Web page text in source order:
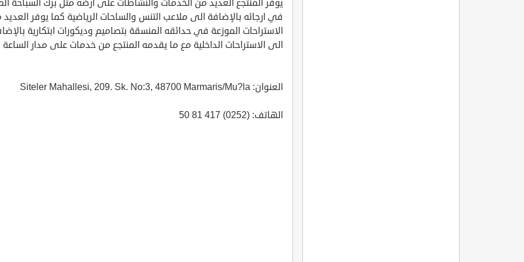
يوفر المنتجع العديد من الخدمات والنشاطات على ارضه مثل برك السباحة
في ارجائه بالإضافة الى ملاعب التنس والساحات الرياضية كما يوفر
الاستراحات الموزعة في حدائقه المنسقة بتصاميم وديكورات ابتكارية
الى الاستراحات الداخلية مع ما يقدمه المنتجع من خدمات على مدار الساعة
العنوان: Siteler Mahallesi, 209. Sk. No:3, 48700 Marmaris/Mu?la
الهاتف: (0252) 417 81 50